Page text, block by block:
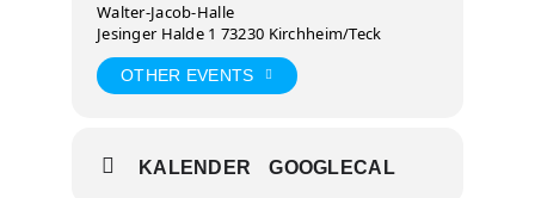
Walter-Jacob-Halle
Jesinger Halde 1 73230 Kirchheim/Teck
OTHER EVENTS
KALENDER GOOGLECAL